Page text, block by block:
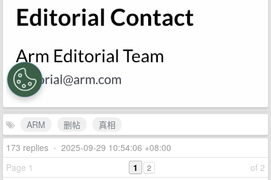
ARM 删帖
真相
173 replies • 2025-09-29 10:54:06 +08:00
Page 1
of 2
1 2